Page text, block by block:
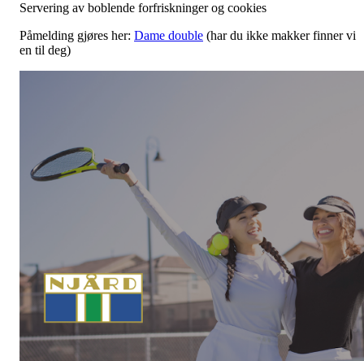
Servering av boblende forfriskninger og cookies
Påmelding gjøres her: Dame double (har du ikke makker finner vi
en til deg)